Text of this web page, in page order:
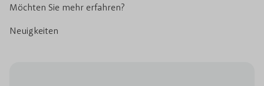
Möchten Sie mehr erfahren?
Neuigkeiten